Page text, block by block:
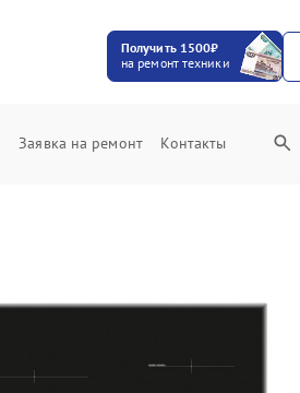
Получить 1500₽
на ремонт техники
Заявка на ремонт Контакты